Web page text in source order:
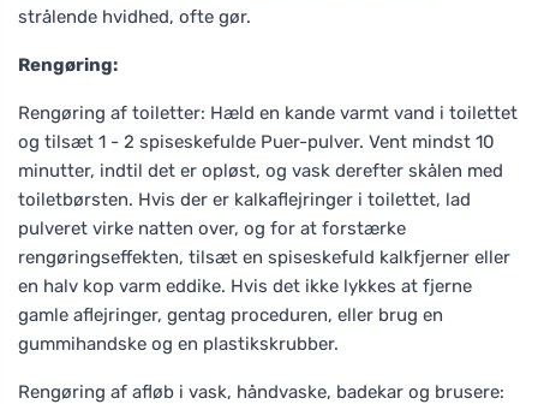
strålende hvidhed, ofte gør.
Rengøring:
Rengøring af toiletter: Hæld en kande varmt vand i toilettet
og tilsæt 1 - 2 spiseskefulde Puer-pulver. Vent mindst 10
minutter, indtil det er opløst, og vask derefter skålen med
toiletbørsten. Hvis der er kalkaflejringer i toilettet, lad
pulveret virke natten over, og for at forstærke
rengøringseffekten, tilsæt en spiseskefuld kalkfjerner eller
en halv kop varm eddike. Hvis det ikke lykkes at fjerne
gamle aflejringer, gentag proceduren, eller brug en
gummihandske og en plastikskrubber.
Rengøring af afløb i vask, håndvaske, badekar og brusere: